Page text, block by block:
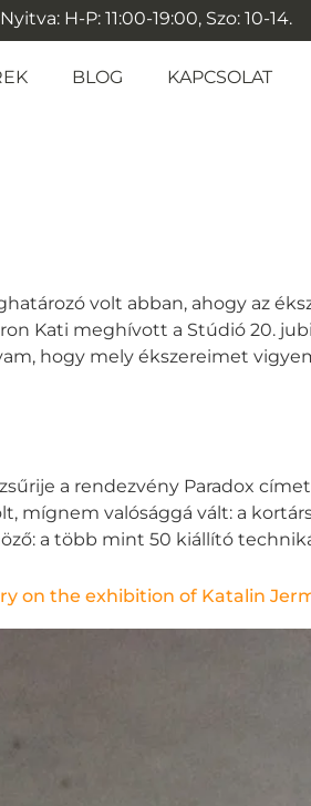
H-P: 11:00-19:00, Szo: 10-14.
BLOG KAPCSOLAT
volt abban, ahogy az
Kati meghívott a Stúdió 20.
hogy mely ékszereimet
a rendezvény Paradox
mígnem valósággá vált: a
a több mint 50 kiállító
on the exhibition of Katalin